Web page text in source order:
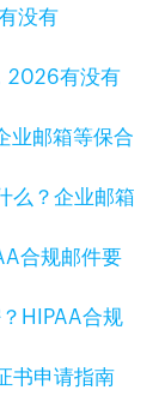
2026有没有
么？企业邮箱
HIPAA合规